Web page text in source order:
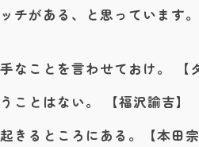
チがある、と思っています
なことを言わせておけ。 【
ことはない。 【福沢諭吉】
きるところにある。【本田宗